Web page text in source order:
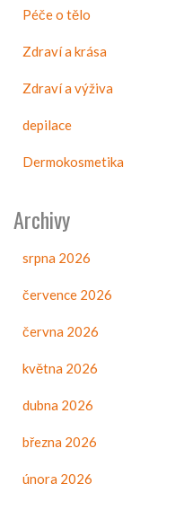
Péče o tělo
Zdraví a krása
Zdraví a výživa
depilace
Dermokosmetika
Archivy
srpna 2026
července 2026
června 2026
května 2026
dubna 2026
března 2026
února 2026